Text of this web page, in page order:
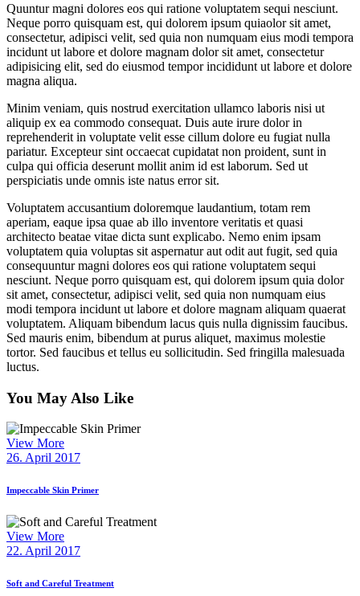
Quuntur magni dolores eos qui ratione voluptatem sequi nesciunt.
Neque porro quisquam est, qui dolorem ipsum quiaolor sit amet,
consectetur, adipisci velit, sed quia non numquam eius modi tempora
incidunt ut labore et dolore magnam dolor sit amet, consectetur
adipisicing elit, sed do eiusmod tempor incididunt ut labore et dolore
magna aliqua.
Minim veniam, quis nostrud exercitation ullamco laboris nisi ut
aliquip ex ea commodo consequat. Duis aute irure dolor in
reprehenderit in voluptate velit esse cillum dolore eu fugiat nulla
pariatur. Excepteur sint occaecat cupidatat non proident, sunt in
culpa qui officia deserunt mollit anim id est laborum. Sed ut
perspiciatis unde omnis iste natus error sit.
Voluptatem accusantium doloremque laudantium, totam rem
aperiam, eaque ipsa quae ab illo inventore veritatis et quasi
architecto beatae vitae dicta sunt explicabo. Nemo enim ipsam
voluptatem quia voluptas sit aspernatur aut odit aut fugit, sed quia
consequuntur magni dolores eos qui ratione voluptatem sequi
nesciunt. Neque porro quisquam est, qui dolorem ipsum quia dolor
sit amet, consectetur, adipisci velit, sed quia non numquam eius
modi tempora incidunt ut labore et dolore magnam aliquam quaerat
voluptatem. Aliquam bibendum lacus quis nulla dignissim faucibus.
Sed mauris enim, bibendum at purus aliquet, maximus molestie
tortor. Sed faucibus et tellus eu sollicitudin. Sed fringilla malesuada
luctus.
You May Also Like
View More
26. April 2017
Impeccable Skin Primer
View More
22. April 2017
Soft and Careful Treatment